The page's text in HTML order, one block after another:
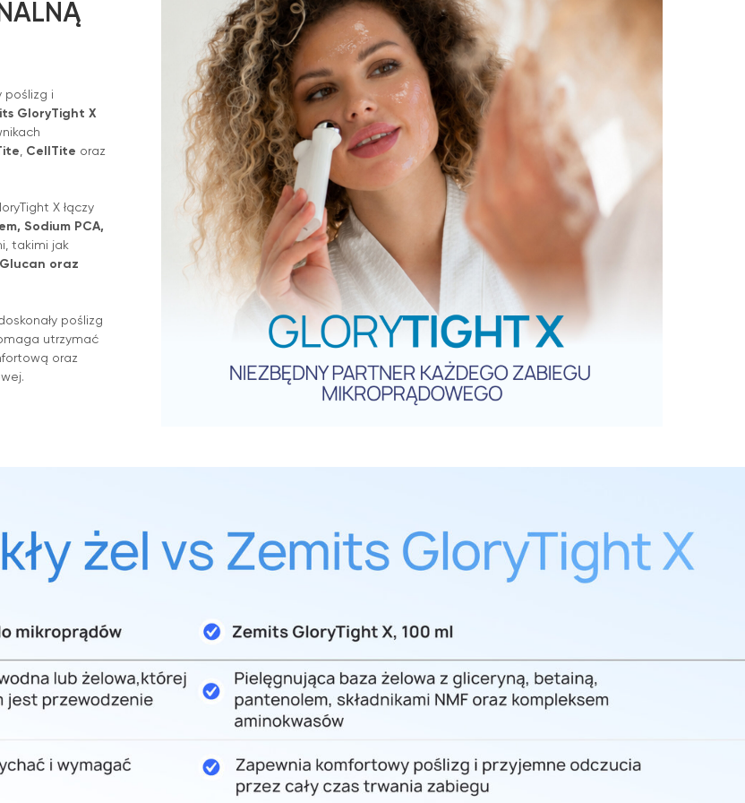
poślizg i
GloryTight X
CellTite oraz
X łączy
Sodium PCA,
takimi jak
oraz
poślizg
utrzymać
oraz